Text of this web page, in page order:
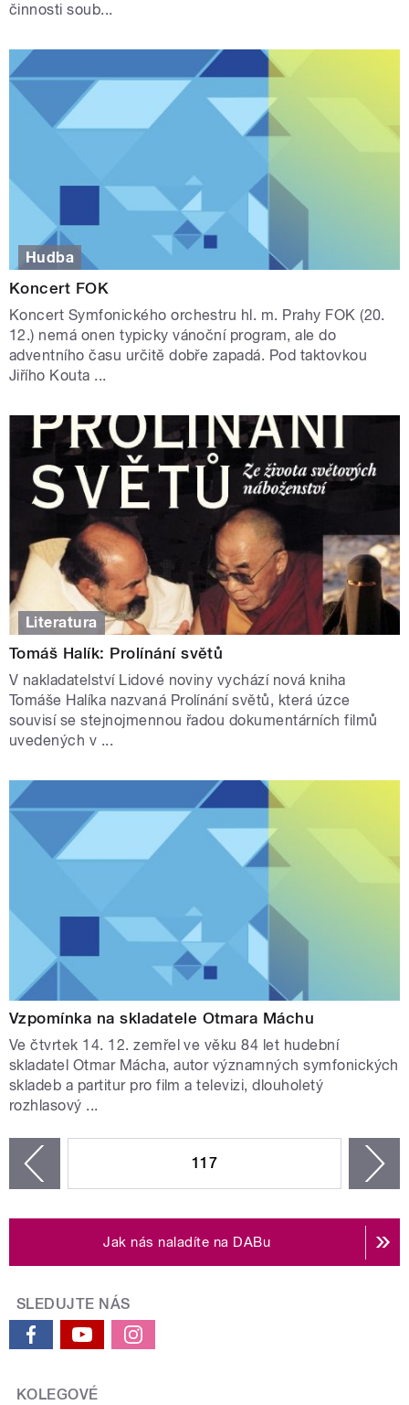
činnosti soub...
Hudba
Koncert FOK
Koncert Symfonického orchestru hl. m. Prahy FOK (20.
12.) nemá onen typicky vánoční program, ale do
adventního času určitě dobře zapadá. Pod taktovkou
Jiřího Kouta ...
Literatura
Tomáš Halík: Prolínání světů
V nakladatelství Lidové noviny vychází nová kniha
Tomáše Halíka nazvaná Prolínání světů, která úzce
souvisí se stejnojmennou řadou dokumentárních filmů
uvedených v ...
Vzpomínka na skladatele Otmara Máchu
Ve čtvrtek 14. 12. zemřel ve věku 84 let hudební
skladatel Otmar Mácha, autor významných symfonických
skladeb a partitur pro film a televizi, dlouholetý
rozhlasový ...
117
Jak nás naladíte na DABu
SLEDUJTE NÁS
KOLEGOVÉ